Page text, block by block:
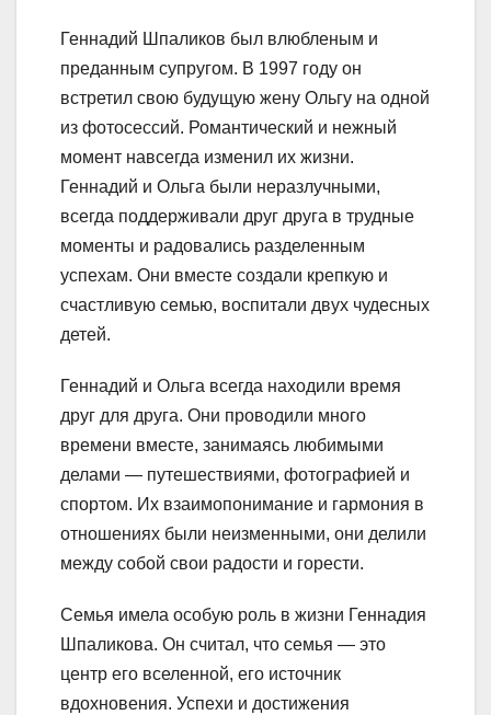
Геннадий Шпаликов был влюбленым и
преданным супругом. В 1997 году он
встретил свою будущую жену Ольгу на одной
из фотосессий. Романтический и нежный
момент навсегда изменил их жизни.
Геннадий и Ольга были неразлучными,
всегда поддерживали друг друга в трудные
моменты и радовались разделенным
успехам. Они вместе создали крепкую и
счастливую семью, воспитали двух чудесных
детей.
Геннадий и Ольга всегда находили время
друг для друга. Они проводили много
времени вместе, занимаясь любимыми
делами — путешествиями, фотографией и
спортом. Их взаимопонимание и гармония в
отношениях были неизменными, они делили
между собой свои радости и горести.
Семья имела особую роль в жизни Геннадия
Шпаликова. Он считал, что семья — это
центр его вселенной, его источник
вдохновения. Успехи и достижения